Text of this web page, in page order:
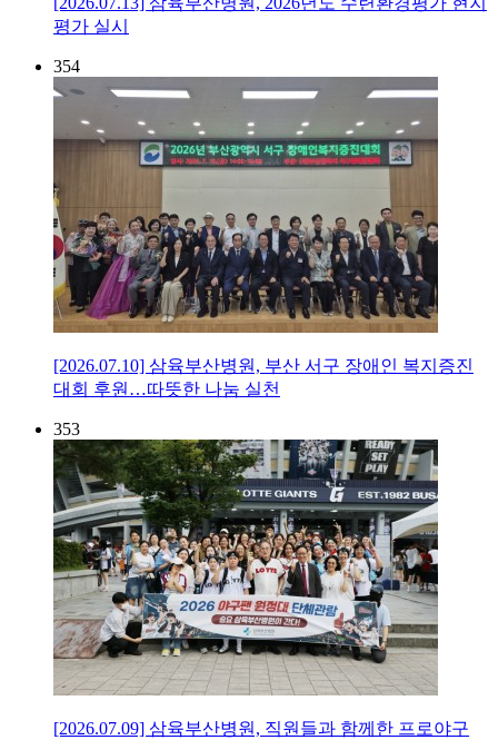
평가 실시
354
[2026.07.10] 삼육부산병원, 부산 서구 장애인 복지증진
대회 후원…따뜻한 나눔 실천
353
[2026.07.09] 삼육부산병원, 직원들과 함께한 프로야구